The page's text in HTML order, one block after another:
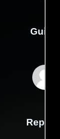
Guión
Reparto